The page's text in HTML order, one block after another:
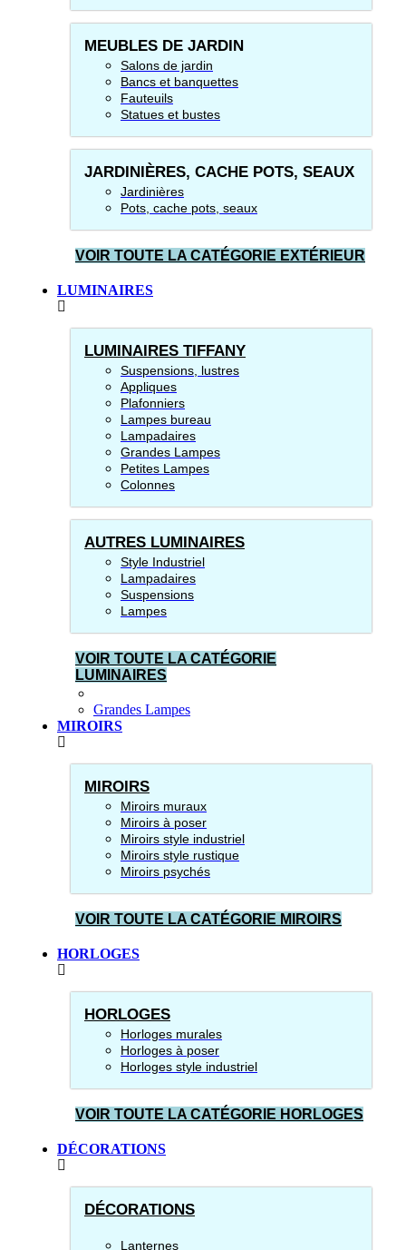
MEUBLES DE JARDIN
Salons de jardin
Bancs et banquettes
Fauteuils
Statues et bustes
JARDINIÈRES, CACHE POTS, SEAUX
Jardinières
Pots, cache pots, seaux
VOIR TOUTE LA CATÉGORIE EXTÉRIEUR
LUMINAIRES
LUMINAIRES TIFFANY
Suspensions, lustres
Appliques
Plafonniers
Lampes bureau
Lampadaires
Grandes Lampes
Petites Lampes
Colonnes
AUTRES LUMINAIRES
Style Industriel
Lampadaires
Suspensions
Lampes
VOIR TOUTE LA CATÉGORIE
LUMINAIRES
Grandes Lampes
MIROIRS
MIROIRS
Miroirs muraux
Miroirs à poser
Miroirs style industriel
Miroirs style rustique
Miroirs psychés
VOIR TOUTE LA CATÉGORIE MIROIRS
HORLOGES
HORLOGES
Horloges murales
Horloges à poser
Horloges style industriel
VOIR TOUTE LA CATÉGORIE HORLOGES
DÉCORATIONS
DÉCORATIONS
Lanternes